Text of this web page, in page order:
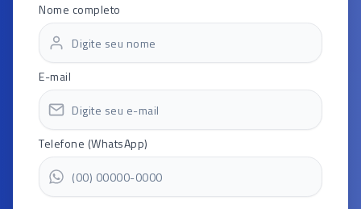
Nome completo
E-mail
Telefone (WhatsApp)